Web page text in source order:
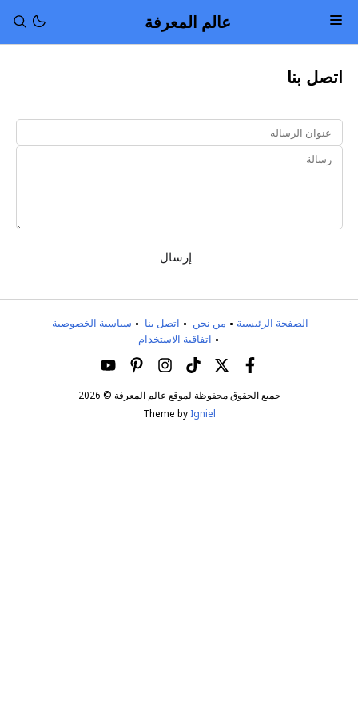
عالم المعرفة
اتصل بنا
الصفحة الرئيسية من نحن اتصل بنا
سياسية الخصوصية
اتفاقية الاستخدام
جميع الحقوق محفوظة لموقع عالم المعرفة © 2026
Theme by Igniel